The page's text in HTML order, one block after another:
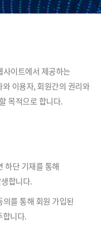
이트에서 제공하는
이용자, 회원간의 권리와
목적으로 합니다.
하단 기재를 통해
합니다.
를 통해 회원 가입된
합니다.